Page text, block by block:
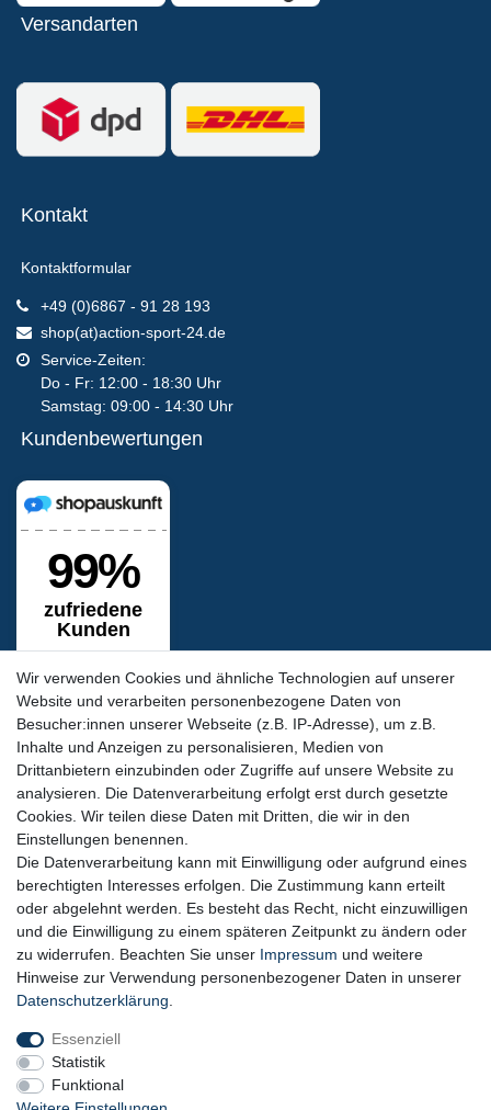
Wir verwenden Cookies und ähnliche Technologien auf unserer
Website und verarbeiten personenbezogene Daten von
Besucher:innen unserer Webseite (z.B. IP-Adresse), um z.B.
Inhalte und Anzeigen zu personalisieren, Medien von
Drittanbietern einzubinden oder Zugriffe auf unsere Website zu
analysieren. Die Datenverarbeitung erfolgt erst durch gesetzte
Cookies. Wir teilen diese Daten mit Dritten, die wir in den
Einstellungen benennen.
Die Datenverarbeitung kann mit Einwilligung oder aufgrund eines
berechtigten Interesses erfolgen. Die Zustimmung kann erteilt
oder abgelehnt werden. Es besteht das Recht, nicht einzuwilligen
und die Einwilligung zu einem späteren Zeitpunkt zu ändern oder
zu widerrufen. Beachten Sie unser Impressum und weitere
Hinweise zur Verwendung personenbezogener Daten in unserer
Daten­schutz­erklärung
Essenziell
Statistik
Funktional
Versandarten
Kontakt
Kontaktformular
+49 (0)6867 - 91 28 193
shop(at)action-sport-24.de
Service-Zeiten:
Do - Fr: 12:00 - 18:30 Uhr
Samstag: 09:00 - 14:30 Uhr
Kundenbewertungen
Siegel & Zertifikate
SSL-Datensicherheit